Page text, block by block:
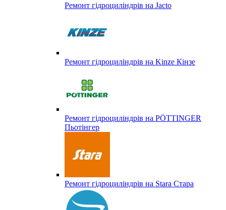
Ремонт гідроциліндрів на Jacto
Ремонт гідроциліндрів на Kinze Кінзе
Ремонт гідроциліндрів на PÖTTINGER
Пьотінгер
Ремонт гідроциліндрів на Stara Стара